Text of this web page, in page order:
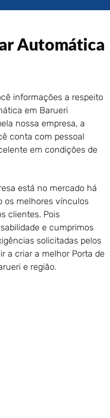
Portão de Garagem de
Enrolar em Queimados – RJ
Enrolar em Paraty – RJ
Portão de Garagem de
Enrolar em Nova Iguaçu – RJ
Portão de Garagem de
Enrolar em Nova Friburgo –
RJ
Automática
informações a respeito
em Barueri
nossa empresa, a
conta com pessoal
em condições de
está no mercado há
os melhores vínculos
clientes. Pois
e cumprimos
solicitadas pelos
a criar a melhor Porta de
e região.